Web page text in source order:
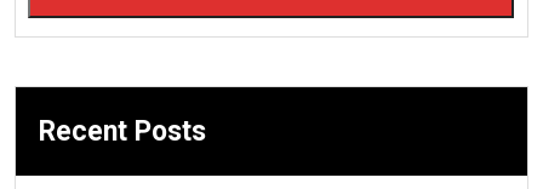
Recent Posts